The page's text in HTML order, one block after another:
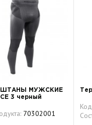
МУЖСКИЕ
3 черный
70302001